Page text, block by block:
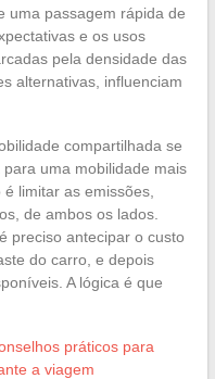
uma passagem rápida de
e os usos
pela densidade das
alternativas, influenciam
compartilhada se
uma mobilidade mais
limitar as emissões,
de ambos os lados.
preciso antecipar o custo
do carro, e depois
A lógica é que
práticos para
a viagem